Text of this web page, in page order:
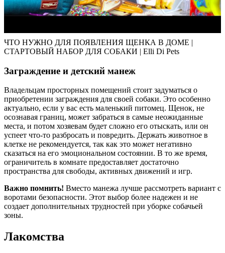
ЧТО НУЖНО ДЛЯ ПОЯВЛЕНИЯ ЩЕНКА В ДОМЕ |
СТАРТОВЫЙ НАБОР ДЛЯ СОБАКИ | Elli Di Pets
Заграждение и детский манеж
Владельцам просторных помещений стоит задуматься о
приобретении заграждения для своей собаки. Это особенно
актуально, если у вас есть маленький питомец. Щенок, не
осознавая границ, может забраться в самые неожиданные
места, и потом хозяевам будет сложно его отыскать, или он
успеет что-то разбросать и повредить. Держать животное в
клетке не рекомендуется, так как это может негативно
сказаться на его эмоциональном состоянии. В то же время,
ограничитель в комнате предоставляет достаточно
пространства для свободы, активных движений и игр.
Важно помнить! Вместо манежа лучше рассмотреть вариант с
воротами безопасности. Этот выбор более надежен и не
создает дополнительных трудностей при уборке собачьей
зоны.
Лакомства